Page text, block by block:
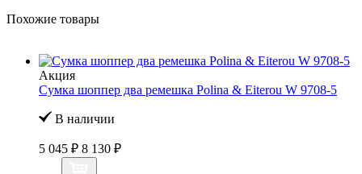
Похожие товары
Акция
Сумка шоппер два ремешка Polina & Eiterou W 9708-5
В наличии
5 045 ₽ 8 130 ₽